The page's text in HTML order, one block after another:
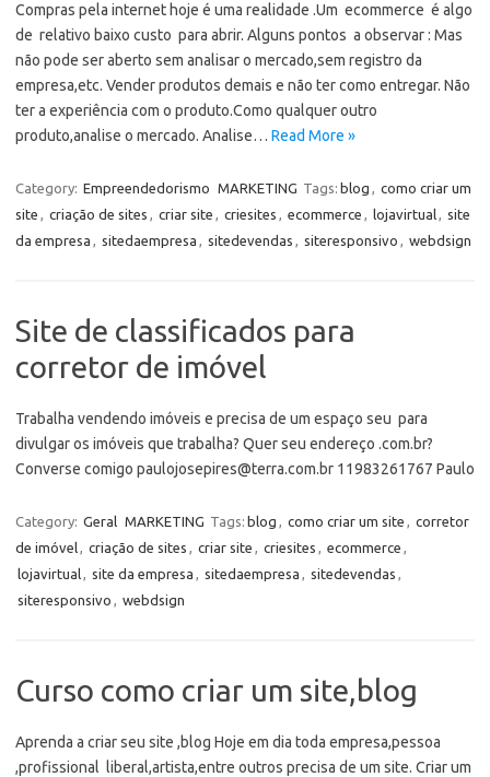
Compras pela internet hoje é uma realidade .Um ecommerce é algo
de relativo baixo custo para abrir. Alguns pontos a observar : Mas
não pode ser aberto sem analisar o mercado,sem registro da
empresa,etc. Vender produtos demais e não ter como entregar. Não
ter a experiência com o produto.Como qualquer outro
produto,analise o mercado. Analise… Read More »
Category: Empreendedorismo MARKETING Tags: blog , como criar um
site , criação de sites , criar site , criesites , ecommerce , lojavirtual, site
da empresa , sitedaempresa , sitedevendas , siteresponsivo , webdsign
Site de classificados para
corretor de imóvel
Trabalha vendendo imóveis e precisa de um espaço seu para
divulgar os imóveis que trabalha? Quer seu endereço .com.br?
Converse comigo paulojosepires@terra.com.br 11983261767 Paulo
Category: Geral MARKETING Tags: blog , como criar um site , corretor
de imóvel, criação de sites , criar site , criesites , ecommerce ,
lojavirtual, site da empresa , sitedaempresa , sitedevendas ,
siteresponsivo , webdsign
Curso como criar um site,blog
Aprenda a criar seu site ,blog Hoje em dia toda empresa,pessoa
,profissional liberal,artista,entre outros precisa de um site. Criar um